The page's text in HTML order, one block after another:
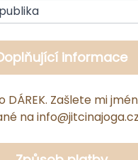
informace
DÁREK. Zašlete mi
na